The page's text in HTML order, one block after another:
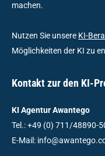
machen.
Nutzen Sie unsere KI-
Möglichkeiten der KI zu
Kontakt zur den KI-
KI Agentur Awantego
Tel.: +49 (0) 711/48890-
E-Mail: